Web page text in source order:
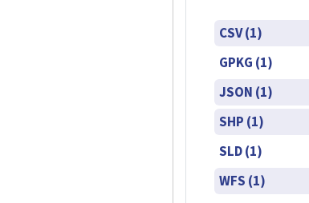
CSV (1)
GPKG (1)
JSON (1)
SHP (1)
SLD (1)
WFS (1)